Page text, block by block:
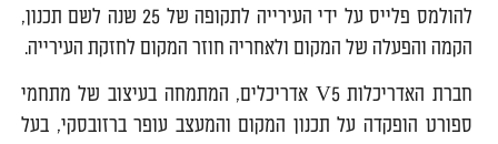
להולמס פלייס על ידי העירייה לתקופה של 25 שנה לשם תכנון,
הקמה והפעלה של המקום ולאחריה חוזר המקום לחזקת העירייה.
חברת האדריכלות V5 אדריכלים, המתמחה בעיצוב של מתחמי
ספורט הופקדה על תכנון המקום והמעצב עופר ברזובסקי, בעל